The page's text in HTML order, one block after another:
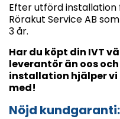
Efter utförd
Rörakut Service AB
3 år.
Har du köpt din IVT
leverantör än oos
installation hjälper
med!
Nöjd kundgaranti: